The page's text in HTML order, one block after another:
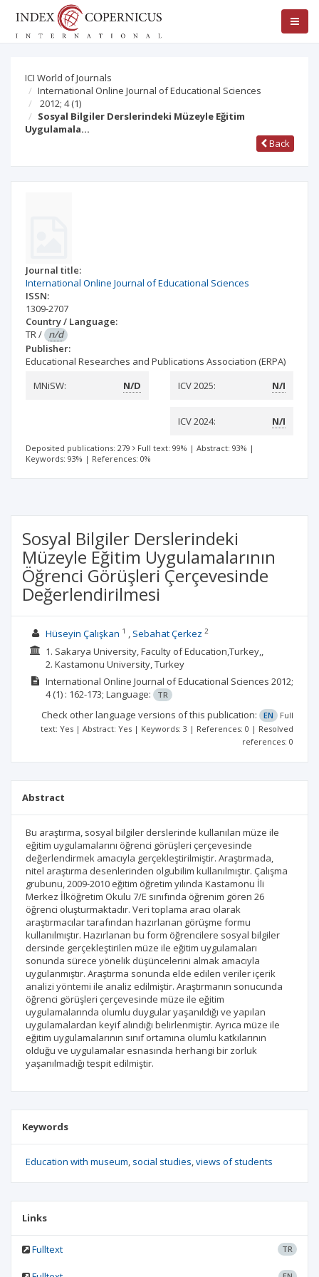
ICI World of Journals
International Online Journal of Educational Sciences
2012; 4(1)
Sosyal Bilgiler Derslerindeki Müzeyle Eğitim
Uygulamala…
Back
Journal title:
International Online Journal of Educational Sciences
ISSN:
1309-2707
Country / Language:
TR/ n/d
Publisher:
Educational Researches and Publications Association (ERPA)
MNiSW:
N/D ICV 2025: N/I
ICV 2024: N/I
Deposited publications: 279 Full text: 99% | Abstract: 93% |
Keywords: 93% | References: 0%
Sosyal Bilgiler Derslerindeki
Müzeyle Eğitim Uygulamalarının
Öğrenci Görüşleri Çerçevesinde
Değerlendirilmesi
Hüseyin Çalışkan 1 Sebahat Çerkez 2
1. Sakarya University, Faculty of Education,Turkey,,
2. Kastamonu University, Turkey
International Online Journal of Educational Sciences 2012;
4(1) : 162-173; Language: TR
Check other language versions of this publication: EN
Full
text: Yes | Abstract: Yes | Keywords: 3 | References: 0 | Resolved
references: 0
Abstract
Bu araştırma, sosyal bilgiler derslerinde kullanılan müze ile
eğitim uygulamalarını öğrenci görüşleri çerçevesinde
değerlendirmek amacıyla gerçekleştirilmiştir. Araştırmada,
nitel araştırma desenlerinden olgubilim kullanılmıştır. Çalışma
grubunu, 2009-2010 eğitim öğretim yılında Kastamonu İli
Merkez İlköğretim Okulu 7/E sınıfında öğrenim gören 26
öğrenci oluşturmaktadır. Veri toplama aracı olarak
araştırmacılar tarafından hazırlanan görüşme formu
kullanılmıştır. Hazırlanan bu form öğrencilere sosyal bilgiler
dersinde gerçekleştirilen müze ile eğitim uygulamaları
sonunda sürece yönelik düşüncelerini almak amacıyla
uygulanmıştır. Araştırma sonunda elde edilen veriler içerik
analizi yöntemi ile analiz edilmiştir. Araştırmanın sonucunda
öğrenci görüşleri çerçevesinde müze ile eğitim
uygulamalarında olumlu duygular yaşanıldığı ve yapılan
uygulamalardan keyif alındığı belirlenmiştir. Ayrıca müze ile
eğitim uygulamalarının sınıf ortamına olumlu katkılarının
olduğu ve uygulamalar esnasında herhangi bir zorluk
yaşanılmadığı tespit edilmiştir.
Keywords
Education with museum social studies views of students
Links
Fulltext TR